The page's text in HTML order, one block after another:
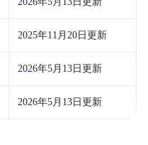
2025年11月20日更新
2026年5月13日更新
2026年5月13日更新